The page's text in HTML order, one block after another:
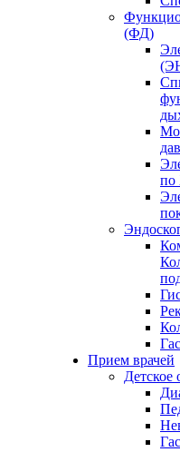
(ФД)
по
Прием врачей
Детское